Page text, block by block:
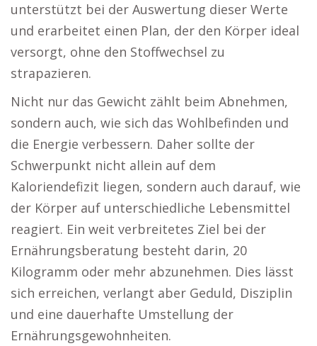
unterstützt bei der Auswertung dieser Werte
und erarbeitet einen Plan, der den Körper ideal
versorgt, ohne den Stoffwechsel zu
strapazieren.
Nicht nur das Gewicht zählt beim Abnehmen,
sondern auch, wie sich das Wohlbefinden und
die Energie verbessern. Daher sollte der
Schwerpunkt nicht allein auf dem
Kaloriendefizit liegen, sondern auch darauf, wie
der Körper auf unterschiedliche Lebensmittel
reagiert. Ein weit verbreitetes Ziel bei der
Ernährungsberatung besteht darin, 20
Kilogramm oder mehr abzunehmen. Dies lässt
sich erreichen, verlangt aber Geduld, Disziplin
und eine dauerhafte Umstellung der
Ernährungsgewohnheiten.